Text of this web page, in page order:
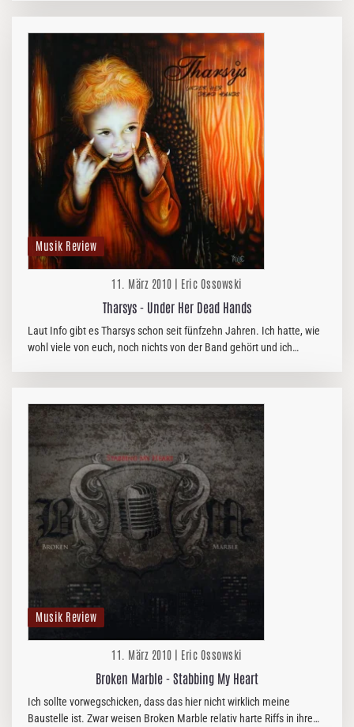
Musik Review
11. März 2010 | Eric Ossowski
Tharsys - Under Her Dead Hands
Laut Info gibt es Tharsys schon seit fünfzehn Jahren. Ich hatte, wie
wohl viele von euch, noch nichts von der Band gehört und ich
Musik Review
11. März 2010 | Eric Ossowski
Broken Marble - Stabbing My Heart
Ich sollte vorwegschicken, dass das hier nicht wirklich meine
Baustelle ist. Zwar weisen Broken Marble relativ harte Riffs in ihrem